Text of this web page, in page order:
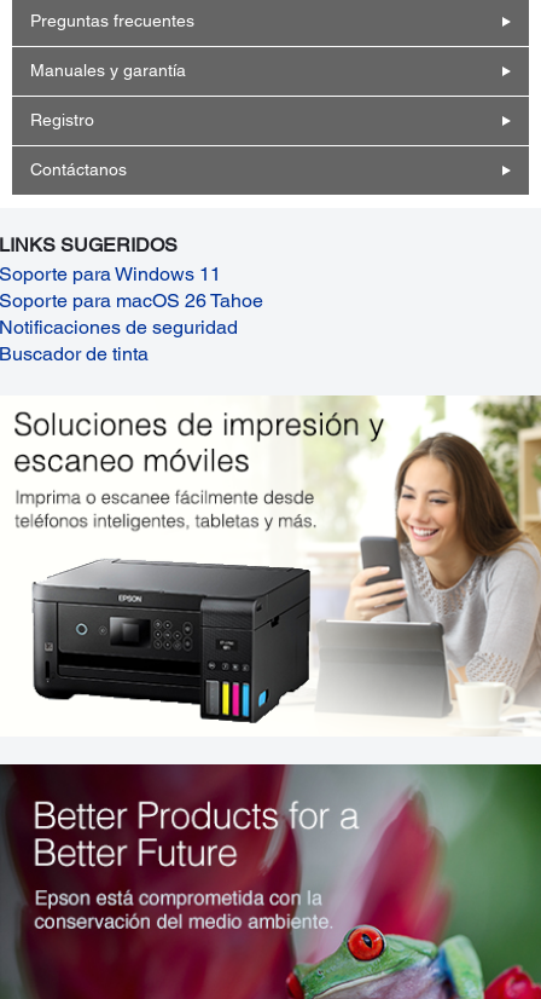
Preguntas frecuentes
Manuales y garantía
Registro
Contáctanos
LINKS SUGERIDOS
Soporte para Windows 11
Soporte para macOS 26 Tahoe
Notificaciones de seguridad
Buscador de tinta